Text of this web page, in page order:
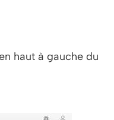
haut à gauche du